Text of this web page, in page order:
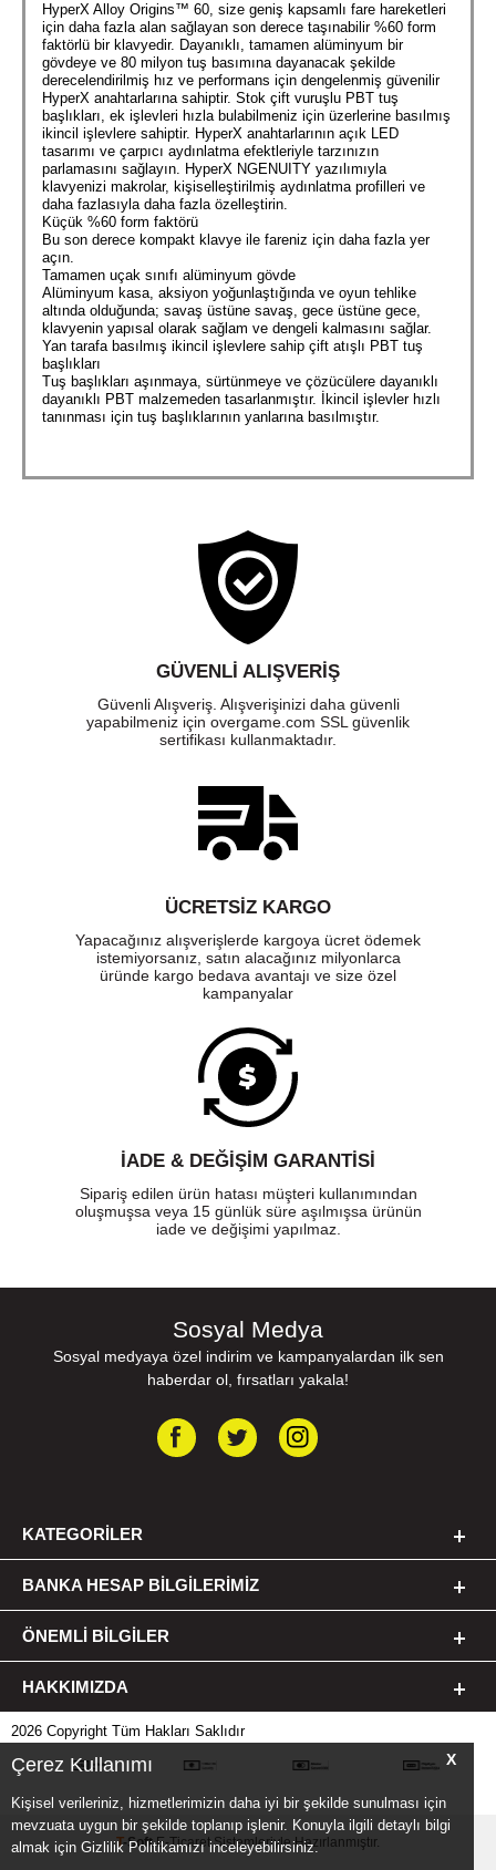
X
Çerez Kullanımı
Kişisel verileriniz, hizmetlerimizin daha iyi bir şekilde sunulması için
mevzuata uygun bir şekilde toplanıp işlenir. Konuyla ilgili detaylı bilgi
almak için Gizlilik Politikamızı inceleyebilirsiniz.
HyperX Alloy Origins™ 60, size geniş kapsamlı fare hareketleri
için daha fazla alan sağlayan son derece taşınabilir %60 form
faktörlü bir klavyedir. Dayanıklı, tamamen alüminyum bir
gövdeye ve 80 milyon tuş basımına dayanacak şekilde
derecelendirilmiş hız ve performans için dengelenmiş güvenilir
HyperX anahtarlarına sahiptir. Stok çift vuruşlu PBT tuş
başlıkları, ek işlevleri hızla bulabilmeniz için üzerlerine basılmış
ikincil işlevlere sahiptir. HyperX anahtarlarının açık LED
tasarımı ve çarpıcı aydınlatma efektleriyle tarzınızın
parlamasını sağlayın. HyperX NGENUITY yazılımıyla
klavyenizi makrolar, kişiselleştirilmiş aydınlatma profilleri ve
daha fazlasıyla daha fazla özelleştirin.
Küçük %60 form faktörü
Bu son derece kompakt klavye ile fareniz için daha fazla yer
açın.
Tamamen uçak sınıfı alüminyum gövde
Alüminyum kasa, aksiyon yoğunlaştığında ve oyun tehlike
altında olduğunda; savaş üstüne savaş, gece üstüne gece,
klavyenin yapısal olarak sağlam ve dengeli kalmasını sağlar.
Yan tarafa basılmış ikincil işlevlere sahip çift atışlı PBT tuş
başlıkları
Tuş başlıkları aşınmaya, sürtünmeye ve çözücülere dayanıklı
dayanıklı PBT malzemeden tasarlanmıştır. İkincil işlevler hızlı
tanınması için tuş başlıklarının yanlarına basılmıştır.
GÜVENLI ALIŞVERIŞ
Güvenli Alışveriş. Alışverişinizi daha güvenli
yapabilmeniz için overgame.com SSL güvenlik
sertifikası kullanmaktadır.
ÜCRETSIZ KARGO
Yapacağınız alışverişlerde kargoya ücret ödemek
istemiyorsanız, satın alacağınız milyonlarca
üründe kargo bedava avantajı ve size özel
kampanyalar
İADE & DEĞİŞİM GARANTİSİ
Sipariş edilen ürün hatası müşteri kullanımından
oluşmuşsa veya 15 günlük süre aşılmışsa ürünün
iade ve değişimi yapılmaz.
Sosyal Medya
Sosyal medyaya özel indirim ve kampanyalardan ilk sen
haberdar ol, fırsatları yakala!
KATEGORILER
BANKA HESAP BILGILERIMIZ
ÖNEMLI BILGILER
HAKKIMIZDA
2026 Copyright Tüm Hakları Saklıdır
T-SoftE-TicaretSistemleriyle Hazırlanmıştır.